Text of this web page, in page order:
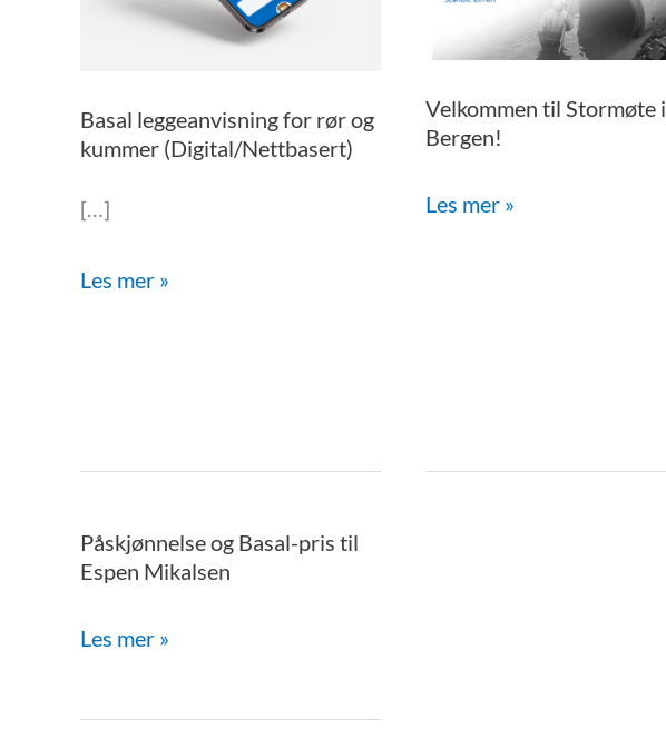
Basal leggeanvisning for rør og
kummer (Digital/Nettbasert)
[…]
Les mer »
Velkommen til Stormøte i
Bergen!
Les mer »
Påskjønnelse og Basal-pris til
Espen Mikalsen
Påskjønnelse
og
Les mer »